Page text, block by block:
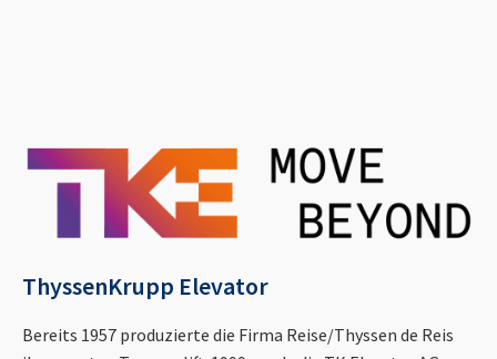
ThyssenKrupp Elevator
Bereits 1957 produzierte die Firma Reise/Thyssen de Reis